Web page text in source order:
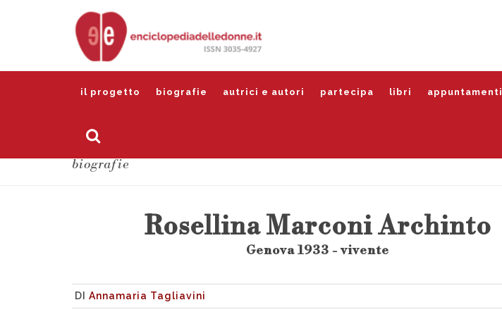
il progetto biografie autrici e autori partecipa libri appuntamenti
biografie
Rosellina Marconi Archinto
Genova 1933 - vivente
DI Annamaria Tagliavini